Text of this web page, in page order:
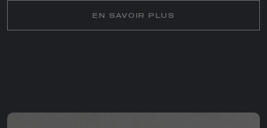
EN SAVOIR PLUS